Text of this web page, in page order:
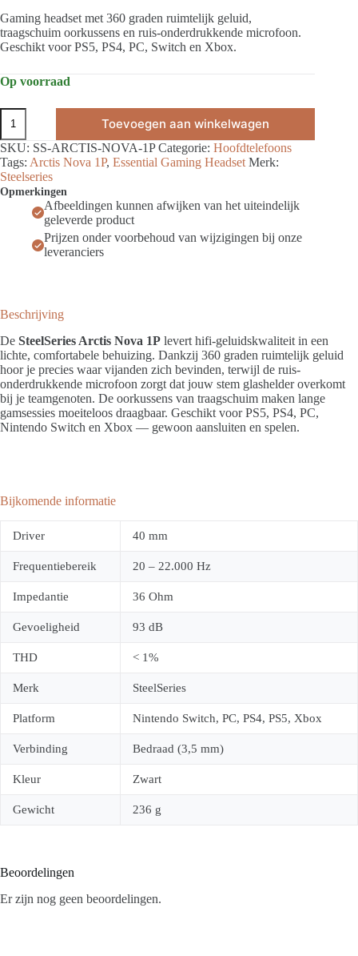
Gaming headset met 360 graden ruimtelijk geluid,
traagschuim oorkussens en ruis-onderdrukkende microfoon.
Geschikt voor PS5, PS4, PC, Switch en Xbox.
Op voorraad
SteelSeries
Arctis
Nova
1P
Gaming
Headset
aantal
Toevoegen aan winkelwagen
SKU: SS-ARCTIS-NOVA-1P Categorie: Hoofdtelefoons
Tags: Arctis Nova 1P, Essential Gaming Headset Merk:
Steelseries
Opmerkingen
Afbeeldingen kunnen afwijken van het uiteindelijk
geleverde product
Prijzen onder voorbehoud van wijzigingen bij onze
leveranciers
Beschrijving
De SteelSeries Arctis Nova 1P levert hifi-geluidskwaliteit in een
lichte, comfortabele behuizing. Dankzij 360 graden ruimtelijk geluid
hoor je precies waar vijanden zich bevinden, terwijl de ruis-
onderdrukkende microfoon zorgt dat jouw stem glashelder overkomt
bij je teamgenoten. De oorkussens van traagschuim maken lange
gamsessies moeiteloos draagbaar. Geschikt voor PS5, PS4, PC,
Nintendo Switch en Xbox — gewoon aansluiten en spelen.
Bijkomende informatie
Driver 40 mm
Frequentiebereik 20 – 22.000 Hz
Impedantie 36 Ohm
Gevoeligheid 93 dB
THD < 1%
Merk SteelSeries
Platform Nintendo Switch, PC, PS4, PS5, Xbox
Verbinding Bedraad (3,5 mm)
Kleur Zwart
Gewicht 236 g
Beoordelingen
Er zijn nog geen beoordelingen.